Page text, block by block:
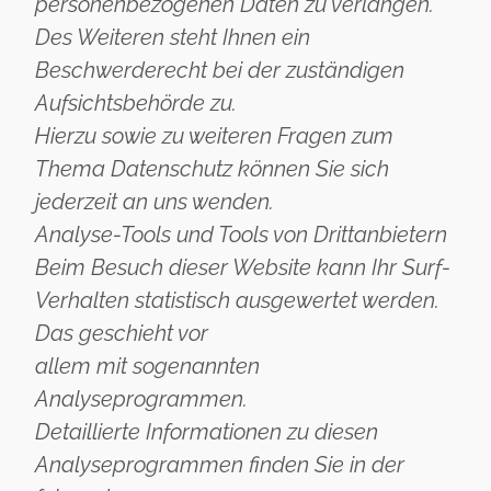
Des Weiteren steht Ihnen ein
Beschwerderecht bei der zuständigen
Aufsichtsbehörde zu.
Hierzu sowie zu weiteren Fragen zum
Thema Datenschutz können Sie sich
jederzeit an uns wenden.
Analyse-Tools und Tools von Drittanbietern
Beim Besuch dieser Website kann Ihr Surf-
Verhalten statistisch ausgewertet werden.
Das geschieht vor
allem mit sogenannten
Analyseprogrammen.
Detaillierte Informationen zu diesen
Analyseprogrammen finden Sie in der